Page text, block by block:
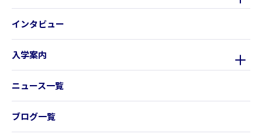
インタビュー
入学案内
ニュース一覧
ブログ一覧